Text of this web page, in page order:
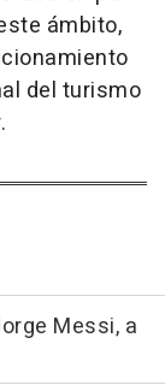
ámbito,
del turismo
Messi, a